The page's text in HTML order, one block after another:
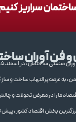
سراریز
و فن آوران
، به عرصه پرالتهاب ساخت و
ما را در معرض تحولات و
بخش اقتصاد کشور ، پیش